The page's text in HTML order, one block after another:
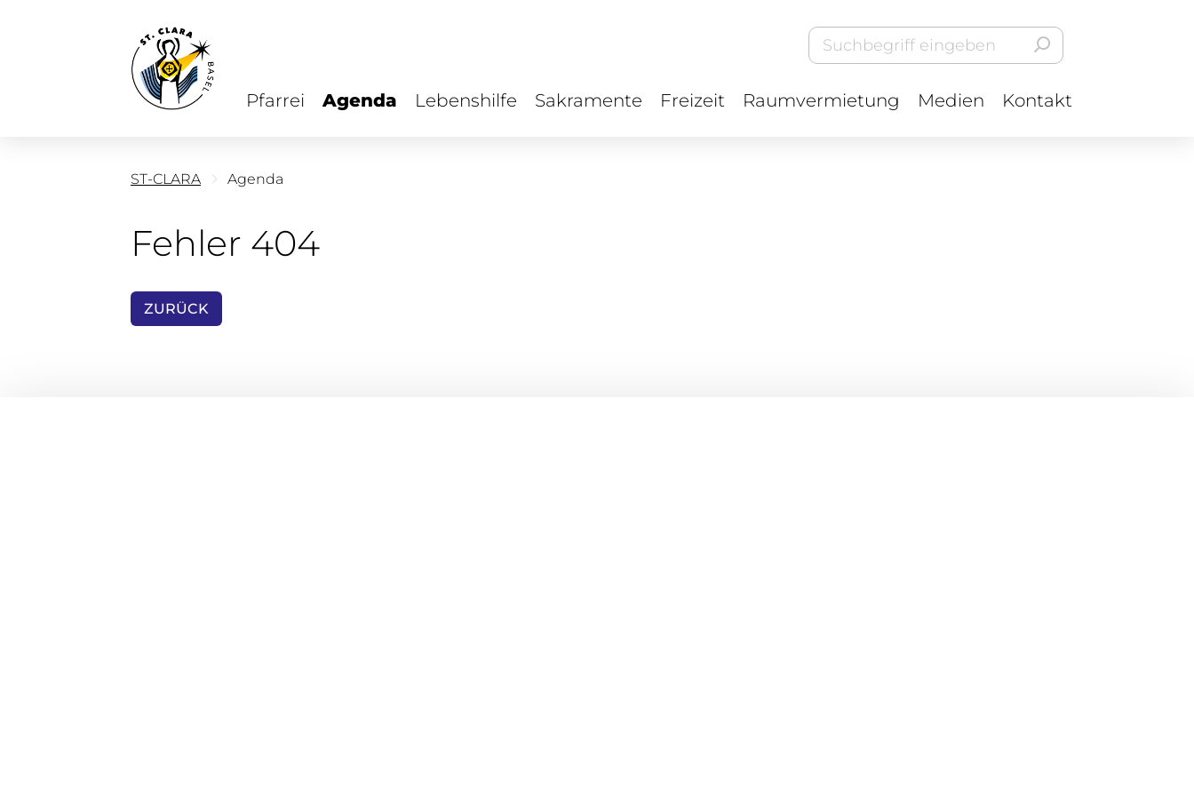
Pfarrei Agenda Lebenshilfe Sakramente Freizeit Raumvermietung Medien Kontakt
ST-CLARA Agenda
Fehler 404
ZURÜCK